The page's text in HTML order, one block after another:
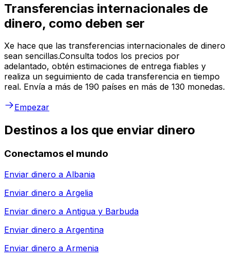
Transferencias internacionales de
dinero, como deben ser
Xe hace que las transferencias internacionales de dinero
sean sencillas.Consulta todos los precios por
adelantado, obtén estimaciones de entrega fiables y
realiza un seguimiento de cada transferencia en tiempo
real. Envía a más de 190 países en más de 130 monedas.
Empezar
Destinos a los que enviar dinero
Conectamos el mundo
Enviar dinero a Albania
Enviar dinero a Argelia
Enviar dinero a Antigua y Barbuda
Enviar dinero a Argentina
Enviar dinero a Armenia